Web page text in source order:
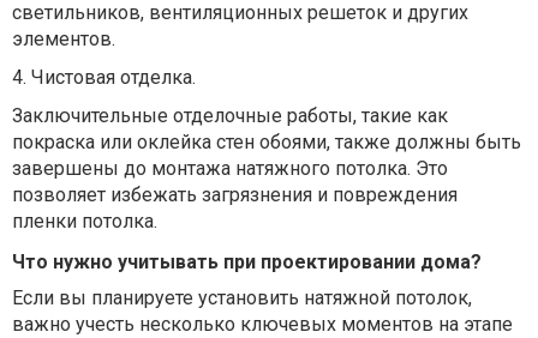
светильников, вентиляционных решеток и других
элементов.
4. Чистовая отделка.
Заключительные отделочные работы, такие как
покраска или оклейка стен обоями, также должны быть
завершены до монтажа натяжного потолка. Это
позволяет избежать загрязнения и повреждения
пленки потолка.
Что нужно учитывать при проектировании дома?
Если вы планируете установить натяжной потолок,
важно учесть несколько ключевых моментов на этапе